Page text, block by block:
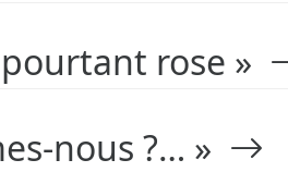
rose »
nous ?… »